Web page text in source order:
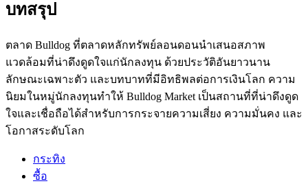
บทสรุป
ตลาด Bulldog ที่ตลาดหลักทรัพย์ลอนดอนนำเสนอสภาพ
แวดล้อมที่น่าดึงดูดใจแก่นักลงทุน ด้วยประวัติอันยาวนาน
ลักษณะเฉพาะตัว และบทบาทที่มีอิทธิพลต่อการเงินโลก ความ
นิยมในหมู่นักลงทุนทำให้ Bulldog Market เป็นสถานที่ที่น่าดึงดูด
ใจและเชื่อถือได้สำหรับการกระจายความเสี่ยง ความมั่นคง และ
โอกาสระดับโลก
กระทิง
ซื้อ